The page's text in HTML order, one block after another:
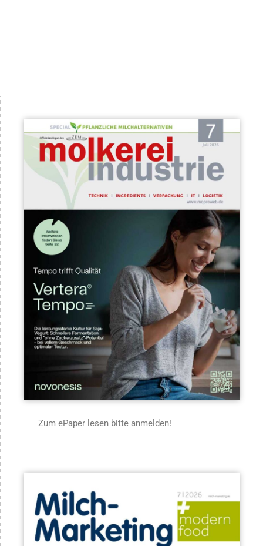
Zum ePaper lesen bitte anmelden!